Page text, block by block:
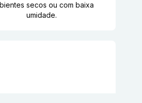
secos ou com baixa
umidade.